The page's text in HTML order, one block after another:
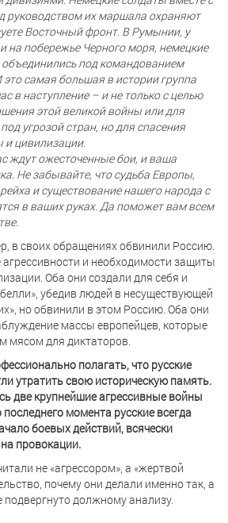
руководством их маршала охраняют
Восточный фронт. В Румынии, у
на побережье Черного моря, немецкие
под командованием
самая большая в истории группа
в наступление – и не только с целью
этой великой войны или для
угрозой стран, но для спасения
и цивилизации.
ждут ожесточенные бои, и ваша
Не забывайте, что судьба Европы,
и существование нашего народа с
в ваших руках. Да поможет вам всем
в своих обращениях обвинили Россию.
и необходимости защиты
Оба они создали для себя и
убедив людей в несуществующей
но обвинили в этом Россию. Оба они
массы европейцев, которые
мясом для диктаторов.
полагать, что русские
утратить свою историческую память.
две крупнейшие агрессивные войны
момента русские всегда
боевых действий, всячески
провокации.
не «агрессором», а «жертвой
почему они делали именно так, а
подвергнуто должному анализу.